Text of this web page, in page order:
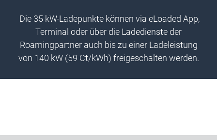
Die 35 kW-Ladepunkte können via eLoaded App,
Terminal oder über die Ladedienste der
Roamingpartner auch bis zu einer Ladeleistung
von 140 kW (59 Ct/kWh) freigeschalten werden.